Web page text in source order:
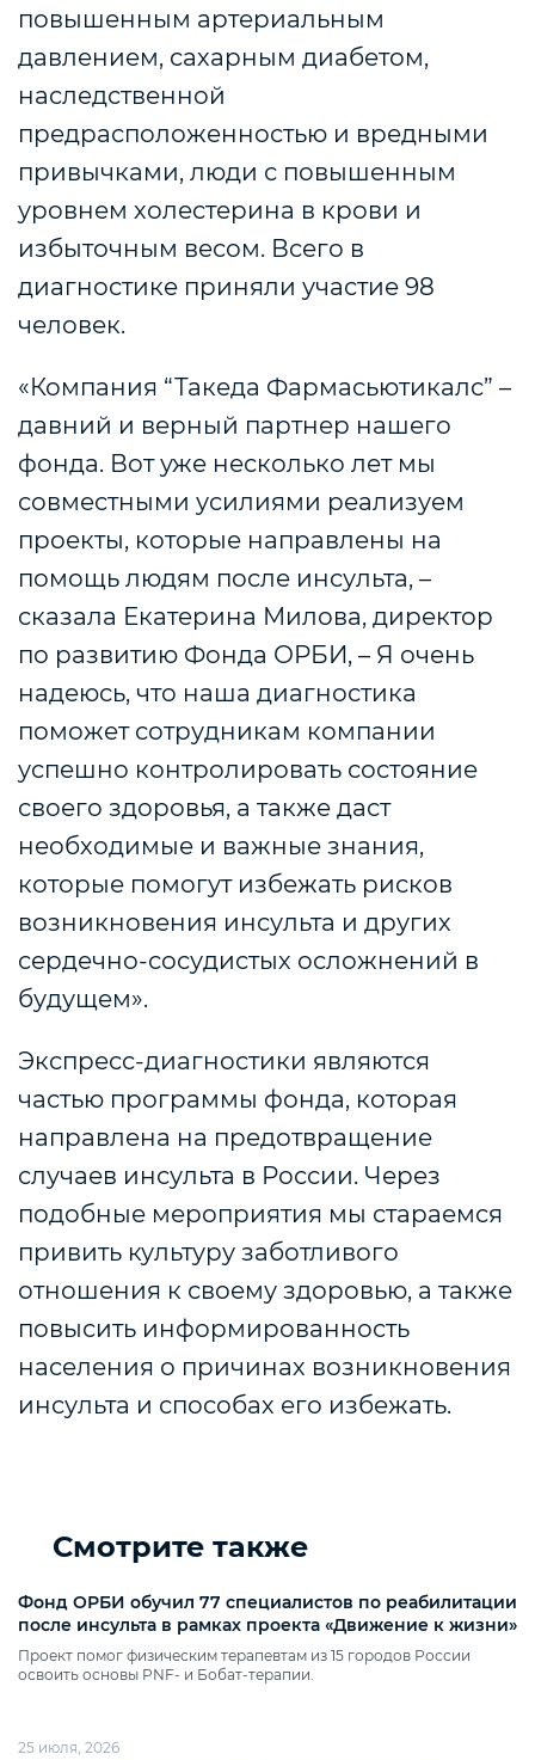
повышенным артериальным
давлением, сахарным диабетом,
наследственной
предрасположенностью и вредными
привычками, люди с повышенным
уровнем холестерина в крови и
избыточным весом. Всего в
диагностике приняли участие 98
человек.
«Компания “Такеда Фармасьютикалс” –
давний и верный партнер нашего
фонда. Вот уже несколько лет мы
совместными усилиями реализуем
проекты, которые направлены на
помощь людям после инсульта, –
сказала Екатерина Милова, директор
по развитию Фонда ОРБИ, – Я очень
надеюсь, что наша диагностика
поможет сотрудникам компании
успешно контролировать состояние
своего здоровья, а также даст
необходимые и важные знания,
которые помогут избежать рисков
возникновения инсульта и других
сердечно-сосудистых осложнений в
будущем».
Экспресс-диагностики являются
частью программы фонда, которая
направлена на предотвращение
случаев инсульта в России. Через
подобные мероприятия мы стараемся
привить культуру заботливого
отношения к своему здоровью, а также
повысить информированность
населения о причинах возникновения
инсульта и способах его избежать.
Смотрите также
Фонд ОРБИ обучил 77 специалистов по реабилитации
после инсульта в рамках проекта «Движение к жизни»
Проект помог физическим терапевтам из 15 городов России
освоить основы PNF‑ и Бобат‑терапии.
25 июля, 2026